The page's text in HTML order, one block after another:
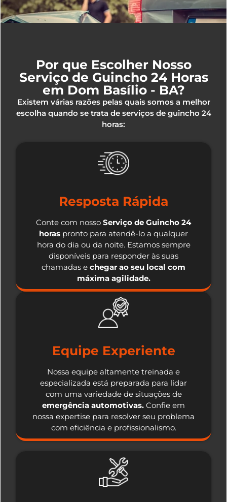
Por que Escolher Nosso
Serviço de Guincho 24 Horas
em Dom Basílio - BA?
Existem várias razões pelas quais somos a melhor
escolha quando se trata de serviços de guincho 24
horas:
Resposta Rápida
Conte com nosso Serviço de Guincho 24
horas pronto para atendê-lo a qualquer
hora do dia ou da noite. Estamos sempre
disponíveis para responder às suas
chamadas e chegar ao seu local com
máxima agilidade.
Equipe Experiente
Nossa equipe altamente treinada e
especializada está preparada para lidar
com uma variedade de situações de
emergência automotivas. Confie em
nossa expertise para resolver seu problema
com eficiência e profissionalismo.